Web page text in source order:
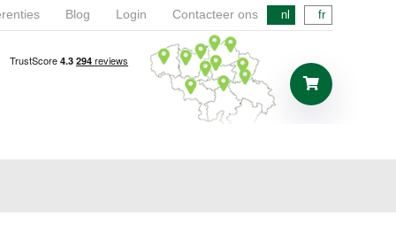
Blog Login Contacteer ons nl fr